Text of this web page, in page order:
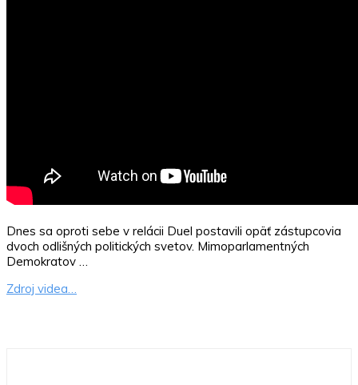
Dnes sa oproti sebe v relácii Duel postavili opäť zástupcovia
dvoch odlišných politických svetov. Mimoparlamentných
Demokratov …
Zdroj videa…